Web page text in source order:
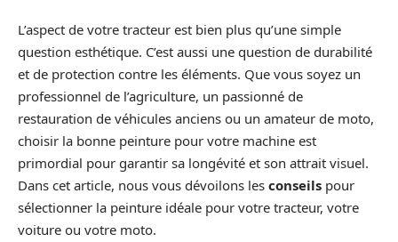
L’aspect de votre tracteur est bien plus qu’une simple
question esthétique. C’est aussi une question de durabilité
et de protection contre les éléments. Que vous soyez un
professionnel de l’agriculture, un passionné de
restauration de véhicules anciens ou un amateur de moto,
choisir la bonne peinture pour votre machine est
primordial pour garantir sa longévité et son attrait visuel.
Dans cet article, nous vous dévoilons les conseils pour
sélectionner la peinture idéale pour votre tracteur, votre
voiture ou votre moto.